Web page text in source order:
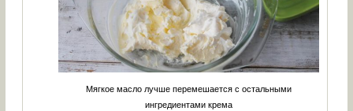
Мягкое масло лучше перемешается с остальными
ингредиентами крема